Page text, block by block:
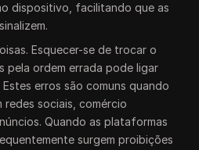
dispositivo, facilitando que as
Esquecer-se de trocar o
pela ordem errada pode ligar
erros são comuns quando
redes sociais, comércio
Quando as plataformas
surgem proibições